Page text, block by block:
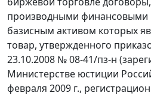
производными финансовыми
базисным активом которых
товар, утвержденного
23.10.2008 № 08-41/пз-н
Министерстве юстиции
февраля 2009 г.,